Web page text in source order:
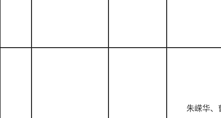
朱嵘华、